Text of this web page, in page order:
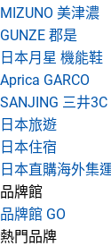
MIZUNO 美津濃
GUNZE 郡是
日本月星 機能鞋
Aprica GARCO
SANJING 三井3C
日本旅遊
日本住宿
日本直購海外集
品牌館
品牌館 GO
熱門品牌